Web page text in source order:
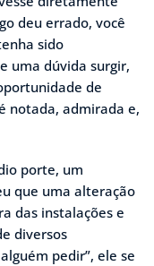
deu errado, você
sido
uma dúvida surgir,
de
notada, admirada e,
porte, um
que uma alteração
das instalações e
diversos
pedir”, ele se